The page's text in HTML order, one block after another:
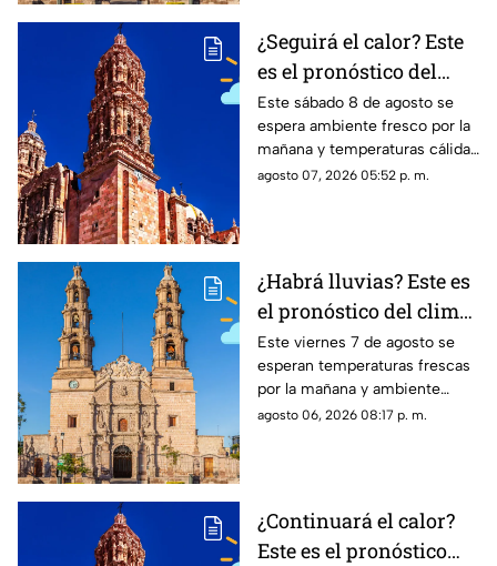
¿Seguirá el calor? Este
es el pronóstico del
clima en Zacatecas
HOY sábado 8 de agosto
Este sábado 8 de agosto se
espera ambiente fresco por la
mañana y temperaturas cálidas
por la tarde; el clima en
agosto 07, 2026 05:52 p. m.
¿Habrá lluvias? Este es
el pronóstico del clima
en Aguascalientes HOY
viernes 7 de agosto
Este viernes 7 de agosto se
esperan temperaturas frescas
por la mañana y ambiente
templado a cálido por la tarde;
agosto 06, 2026 08:17 p. m.
¿Continuará el calor?
Este es el pronóstico